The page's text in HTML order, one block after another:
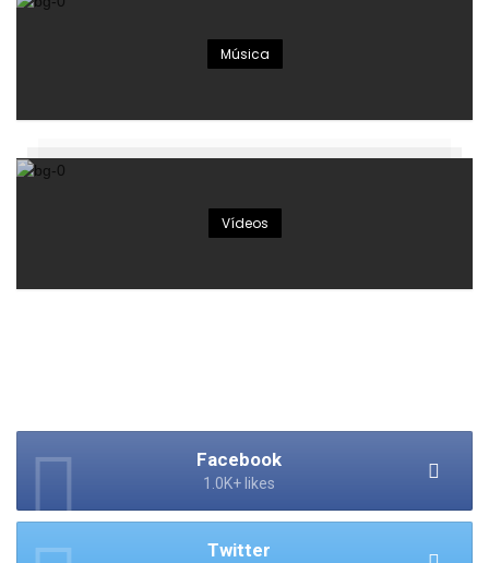
Música
Vídeos
Facebook
1.0K+ likes
Twitter